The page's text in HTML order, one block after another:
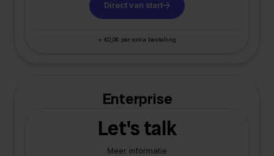
Direct van start
+ €0,06 per extra bestelling
Enterprise
Let's talk
Meer informatie